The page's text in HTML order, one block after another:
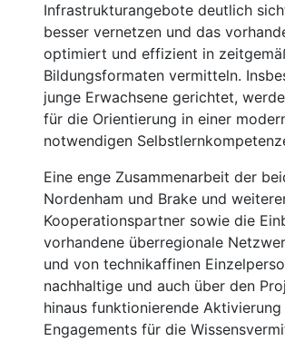
Infrastrukturangebote deutlich
besser vernetzen und das
optimiert und effizient in
Bildungsformaten vermitteln.
junge Erwachsene gerichtet,
für die Orientierung in einer
notwendigen
Eine enge Zusammenarbeit der
Nordenham und Brake und
Kooperationspartner sowie die
vorhandene überregionale
und von technikaffinen
nachhaltige und auch über den
hinaus funktionierende Aktivierung
Engagements für die